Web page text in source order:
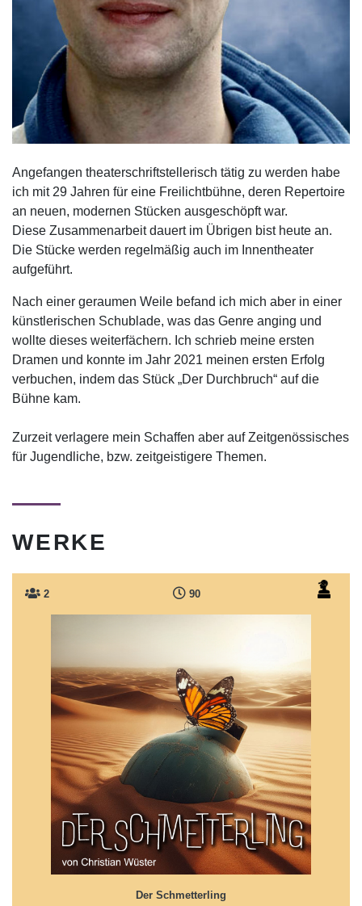
Angefangen theaterschriftstellerisch tätig zu werden habe
ich mit 29 Jahren für eine Freilichtbühne, deren Repertoire
an neuen, modernen Stücken ausgeschöpft war.
Diese Zusammenarbeit dauert im Übrigen bist heute an.
Die Stücke werden regelmäßig auch im Innentheater
aufgeführt.
Nach einer geraumen Weile befand ich mich aber in einer
künstlerischen Schublade, was das Genre anging und
wollte dieses weiterfächern. Ich schrieb meine ersten
Dramen und konnte im Jahr 2021 meinen ersten Erfolg
verbuchen, indem das Stück „Der Durchbruch“ auf die
Bühne kam.
Zurzeit verlagere mein Schaffen aber auf Zeitgenössisches
für Jugendliche, bzw. zeitgeistigere Themen.
WERKE
2 90
Der Schmetterling
Der Schmetterling
Ein Kennenlernen, ein Lichtblick in der
Unversöhnlichkeit des Hasses... und doch...